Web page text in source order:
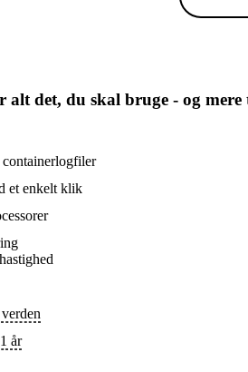
alt det, du skal bruge - og mere
et enkelt klik
år